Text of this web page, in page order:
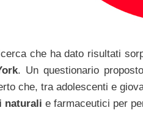
che ha dato risultati
. Un questionario
che, tra adolescenti e
naturali e farmaceutici per